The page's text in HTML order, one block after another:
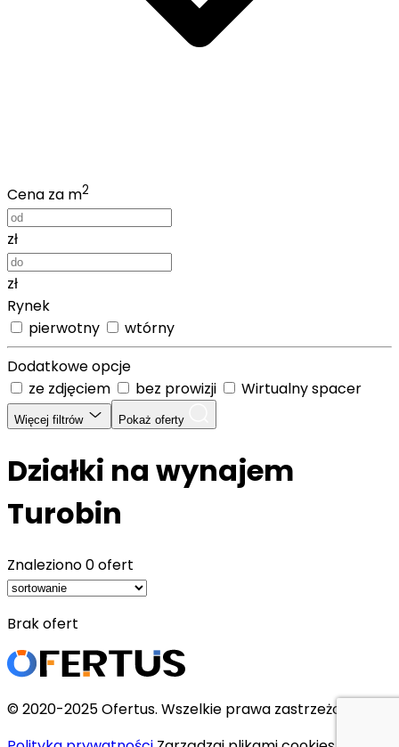
Cena za m2
zł
zł
Rynek
pierwotny
wtórny
Dodatkowe opcje
ze zdjęciem
bez prowizji Wirtualny spacer
Więcej filtrów Pokaż oferty
Działki na wynajem
Turobin
Znaleziono0 ofert
Brak ofert
© 2020-2025 Ofertus. Wszelkie prawa zastrzeżone.